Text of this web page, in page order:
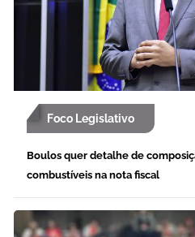
Foco Legislativo
Boulos quer detalhe de
combustíveis na nota fiscal